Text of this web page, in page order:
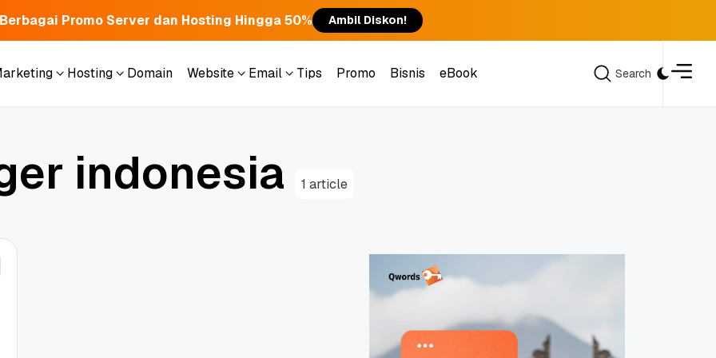
Promo Server dan Hosting Hingga 50% Ambil Diskon!
Hosting
Domain
Website
Email
Tips
Promo
Bisnis
eBook
Search
er indonesia 1 article